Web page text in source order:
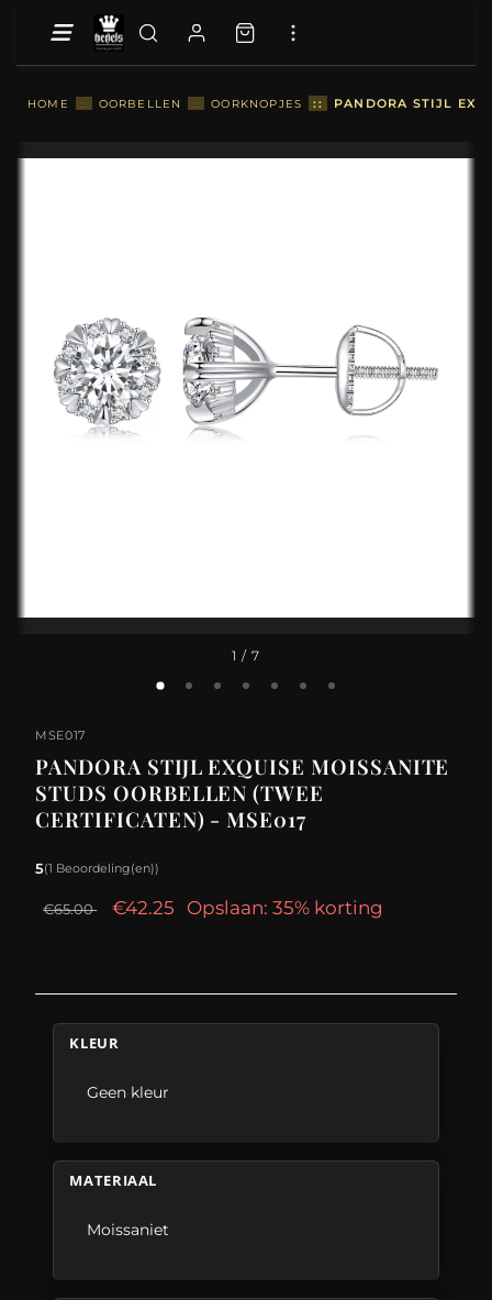
HOME :: OORBELLEN :: OORKNOPJES :: PANDORA STIJL
1 / 7
MSE017
PANDORA STIJL EXQUISE MOISSANITE
STUDS OORBELLEN (TWEE
CERTIFICATEN) - MSE017
5(1 Beoordeling(en))
€65.00 €42.25 Opslaan: 35% korting
KLEUR
Geen kleur
MATERIAAL
Moissaniet